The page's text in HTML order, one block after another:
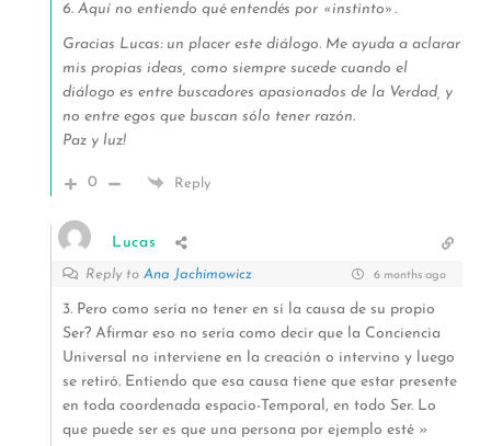
6. Aquí no entiendo qué entendés por «instinto».
Gracias Lucas: un placer este diálogo. Me ayuda a aclarar
mis propias ideas, como siempre sucede cuando el
diálogo es entre buscadores apasionados de la Verdad, y
no entre egos que buscan sólo tener razón.
Paz y luz!
0 Reply
Lucas
Reply to Ana Jachimowicz 6 months ago
3. Pero como sería no tener en sí la causa de su propio
Ser? Afirmar eso no sería como decir que la Conciencia
Universal no interviene en la creación o intervino y luego
se retiró. Entiendo que esa causa tiene que estar presente
en toda coordenada espacio-Temporal, en todo Ser. Lo
que puede ser es que una persona por ejemplo esté »